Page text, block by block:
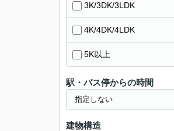
3K/3DK/3LDK
4K/4DK/4LDK
5K以上
駅・バス停からの時間
建物構造